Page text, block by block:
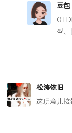
豆包
型、
松涛依旧
这玩意儿